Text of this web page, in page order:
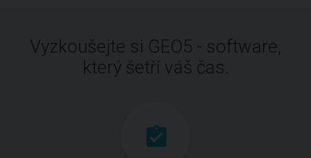
Vyzkoušejte si GEO5 - software,
který šetří váš čas.